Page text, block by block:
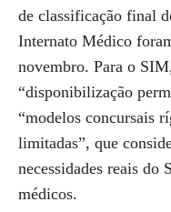
de classificação final
Internato Médico
novembro. Para o
“disponibilização
“modelos concursais
limitadas”, que
necessidades reais do
médicos.